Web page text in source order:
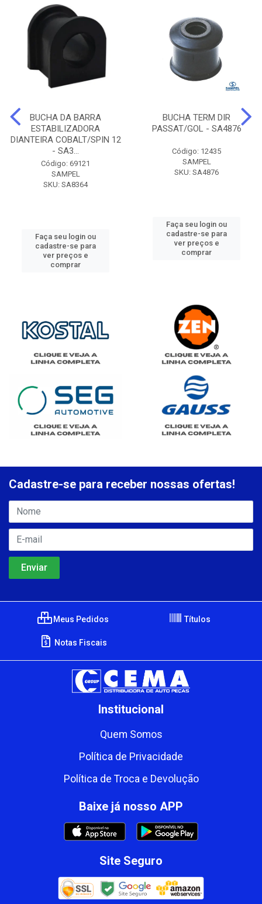
BUCHA DA BARRA
ESTABILIZADORA
DIANTEIRA COBALT/SPIN 12
- SA3...
Código: 69121
SAMPEL
SKU: SA8364
Faça seu login ou
cadastre-se para
ver preços e
comprar
BUCHA TERM DIR
PASSAT/GOL - SA4876
Código: 12435
SAMPEL
SKU: SA4876
Faça seu login ou
cadastre-se para
ver preços e
comprar
Cadastre-se para receber nossas ofertas!
Meus Pedidos Títulos
Notas Fiscais
Institucional
Quem Somos
Política de Privacidade
Política de Troca e Devolução
Baixe já nosso APP
Site Seguro